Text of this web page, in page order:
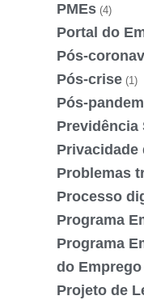
PMEs (4)
Portal do
Pós-
Pós-crise (1)
Pós-
Previdência
Privacidade
Problemas
Processo
Programa
Programa
do
Projeto de